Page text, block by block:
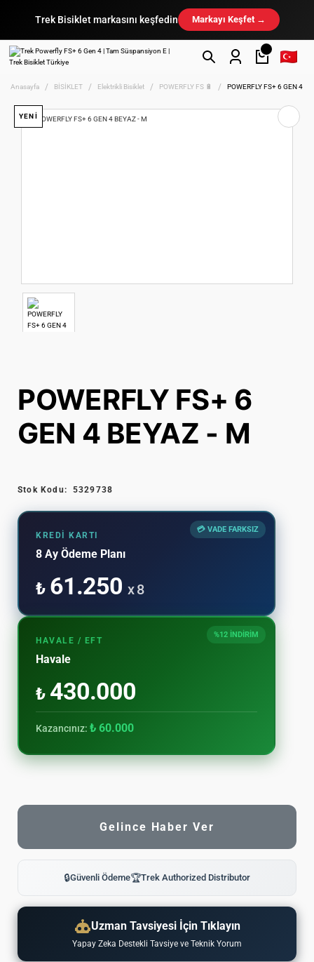
Trek Bisiklet markasını keşfedin Markayı Keşfet →
Anasayfa BİSİKLET Elektrikli Bisiklet POWERFLY FS 🔋 POWERFLY FS+ 6 GEN 4
YENİ
POWERFLY FS+ 6
GEN 4 BEYAZ - M
Stok Kodu: 5329738
💳 VADE FARKSIZ
KREDI KARTI
8 Ay Ödeme Planı
₺61.250 x 8
%12 İNDİRİM
HAVALE / EFT
Havale
₺430.000
Kazancınız: ₺ 60.000
Gelince Haber Ver
🔒Güvenli Ödeme🏆Trek Authorized Distributor
Uzman Tavsiyesi İçin Tıklayın
Yapay Zeka Destekli Tavsiye ve Teknik Yorum